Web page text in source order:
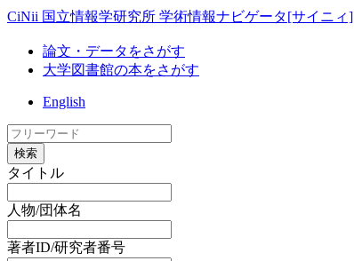
CiNii 国立情報学研究所 学術情報ナビゲータ[サイニィ]
論文・データをさがす
大学図書館の本をさがす
English
検索
タイトル
人物/団体名
著者ID/研究者番号